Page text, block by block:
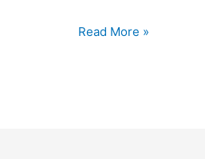
Read More »